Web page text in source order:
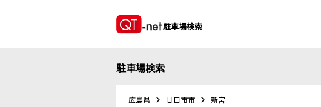
駐車場検索
駐車場検索
広島県 廿日市市 新宮